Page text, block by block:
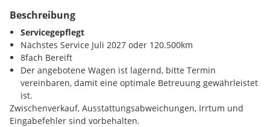
Beschreibung
Servicegepflegt
Nächstes Service Juli 2027 oder 120.500km
8fach Bereift
Der angebotene Wagen ist lagernd, bitte Termin
vereinbaren, damit eine optimale Betreuung gewährleistet
ist.
Zwischenverkauf, Ausstattungsabweichungen, Irrtum und
Eingabefehler sind vorbehalten.